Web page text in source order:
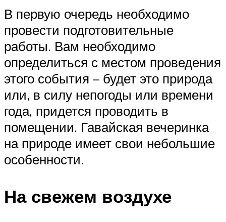
В первую очередь необходимо
провести подготовительные
работы. Вам необходимо
определиться с местом проведения
этого события – будет это природа
или, в силу непогоды или времени
года, придется проводить в
помещении. Гавайская вечеринка
на природе имеет свои небольшие
особенности.
На свежем воздухе